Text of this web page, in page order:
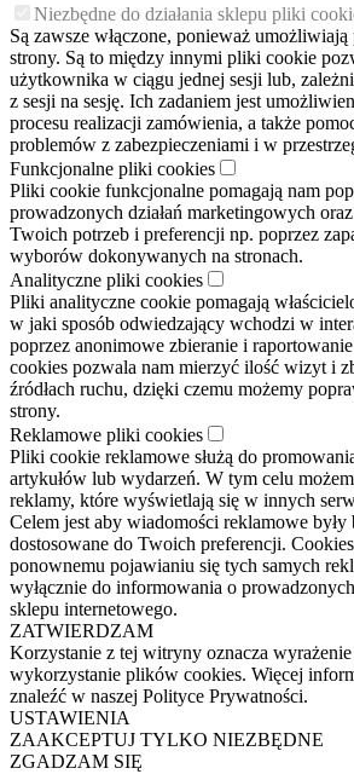
Niezbędne do działania sklepu pliki
Są zawsze włączone, ponieważ umożliwiają
strony. Są to między innymi pliki cookie
użytkownika w ciągu jednej sesji lub,
z sesji na sesję. Ich zadaniem jest
procesu realizacji zamówienia, a także
problemów z zabezpieczeniami i w
Funkcjonalne pliki cookies
Pliki cookie funkcjonalne pomagają nam
prowadzonych działań marketingowych
Twoich potrzeb i preferencji np. poprzez
wyborów dokonywanych na stronach.
Analityczne pliki cookies
Pliki analityczne cookie pomagają
w jaki sposób odwiedzający wchodzi w
poprzez anonimowe zbieranie i
cookies pozwala nam mierzyć ilość wizyt i
źródłach ruchu, dzięki czemu możemy
strony.
Reklamowe pliki cookies
Pliki cookie reklamowe służą do
artykułów lub wydarzeń. W tym celu
reklamy, które wyświetlają się w innych
Celem jest aby wiadomości reklamowe były
dostosowane do Twoich preferencji.
ponownemu pojawianiu się tych samych
wyłącznie do informowania o
sklepu internetowego.
ZATWIERDZAM
Korzystanie z tej witryny oznacza
wykorzystanie plików cookies. Więcej
znaleźć w naszej Polityce Prywatności.
USTAWIENIA
ZAAKCEPTUJ TYLKO NIEZBĘDNE
ZGADZAM SIĘ